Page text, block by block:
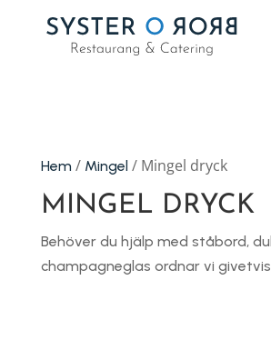
Hem / Mingel / Mingel dryck
MINGEL DRYCK
Behöver du hjälp med ståbord,
champagneglas ordnar vi